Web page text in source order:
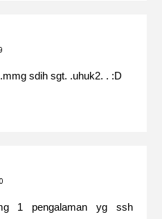
sdih sgt. .uhuk2. . :D
1 pengalaman yg ssh